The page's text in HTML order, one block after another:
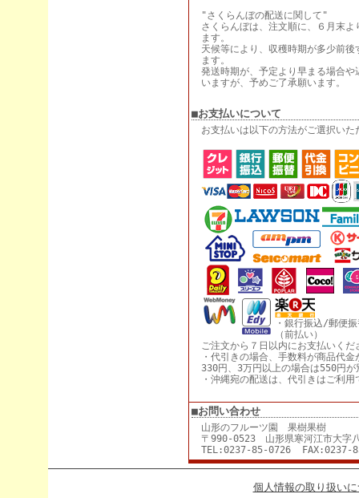
"さくらんぼの配送に関して"
さくらんぼは、注文順に、６月末よ
ます。
天候等により、収穫時期が多少前後
ます。
発送時期が、予定より早まる場合や
いますが、予めご了承願います。
■お支払いについて
お支払いは以下の方法がご選択いた
・銀行振込/郵便
（前払い）
ご注文から７日以内にお支払いくだ
・代引きの場合、手数料が商品代
330円、3万円以上の場合は550円が
・沖縄宛の配送は、代引きはご利用
■お問い合わせ
山形のフルーツ園 果樹果樹
〒990-0523 山形県寒河江市大字
TEL:0237-85-0726 FAX:0237-
個人情報の取り扱い